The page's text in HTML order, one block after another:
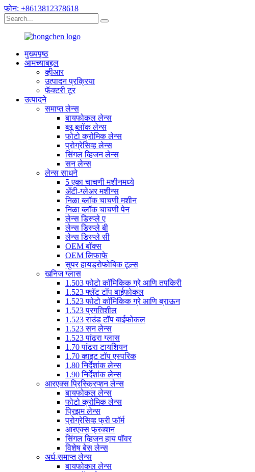
फोन: +8613812378618
मुख्यपृष्ठ
आमच्याबद्दल
व्हीआर
उत्पादन प्रक्रिया
फॅक्टरी टूर
उत्पादने
समाप्त लेन्स
बायफोकल लेन्स
ब्लू ब्लॉक लेन्स
फोटो क्रोमिक लेन्स
प्रोग्रेसिव्ह लेन्स
सिंगल व्हिजन लेन्स
सन लेन्स
लेन्स साधने
5 एका चाचणी मशीनमध्ये
अँटी-ग्लेअर मशीन्स
निळा ब्लॉक चाचणी मशीन
निळा ब्लॉक चाचणी पेन
लेन्स डिस्प्ले ए
लेन्स डिस्प्ले बी
लेन्स डिस्प्ले सी
OEM बॉक्स
OEM लिफाफे
सुपर हायड्रोफोबिक टूल्स
खनिज ग्लास
1.503 फोटो कॉमिकिक ग्रे आणि तपकिरी
1.523 फ्लॅट टॉप बाईफोकल
1.523 फोटो कॉमिकिक ग्रे आणि ब्राऊन
1.523 प्रगतिशील
1.523 राउंड टॉप बाईफोकल
1.523 सन लेन्स
1.523 पांढरा ग्लास
1.70 पांढरा टायशियन
1.70 व्हाइट टॉप एस्परिक
1.80 निर्देशांक लेन्स
1.90 निर्देशांक लेन्स
आरएक्स प्रिस्क्रिप्शन लेन्स
बायफोकल लेन्स
फोटो क्रोमिक लेन्स
प्रिझम लेन्स
प्रोग्रेसिव्ह फ्री फॉर्म
आरएक्स फ्रक्शन
सिंगल व्हिजन हाय पॉवर
विशेष बेस लेन्स
अर्ध-समाप्त लेन्स
बायफोकल लेन्स